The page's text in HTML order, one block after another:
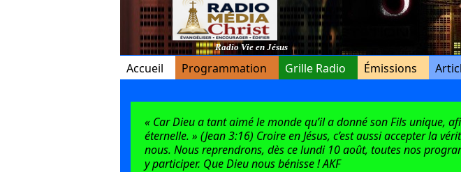
Radio Vie en Jésus
Accueil Programmation Grille Radio Émissions
« Car Dieu a tant aimé le monde qu’il a donné son Fils unique,
éternelle. » (Jean 3:16) Croire en Jésus, c’est aussi accepter la
nous. Nous reprendrons, dès ce lundi 10 août, toutes nos
y participer. Que Dieu nous bénisse ! AKF